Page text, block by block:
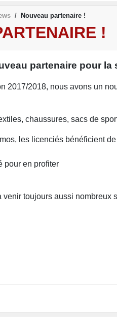
Nouveau partenaire !
!
partenaire pour la
2017/2018, nous avons un
chaussures, sacs de
les licenciés bénéficient
pour en profiter
venir toujours aussi nombreux